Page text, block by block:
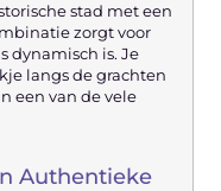
stad met een
zorgt voor
dynamisch is. Je
langs de grachten
een van de vele
Authentieke